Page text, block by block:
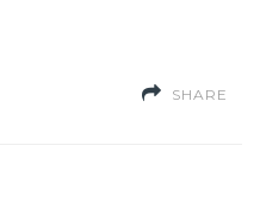
SHARE